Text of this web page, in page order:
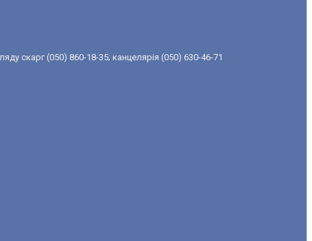
скарг (050) 860-18-35; канцелярія (050) 630-46-71